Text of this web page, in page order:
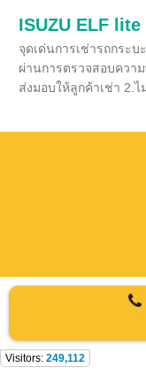
ISUZU ELF
จุดเด่นการเช่ารถกระบ
ผ่านการตรวจสอบควา
ส่งมอบให้ลูกค้าเช่า 2.ไ
Visitors: 249,112